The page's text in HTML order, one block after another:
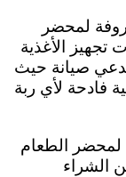
لمحضر
الأغذية
صيانة حيث
فادحة لأي ربة
لمحضر الطعام
من الشراء